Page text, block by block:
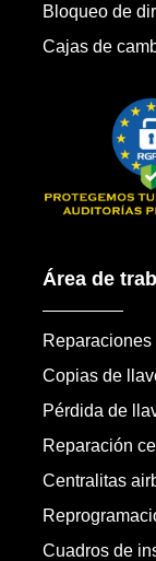
Bloqueo de
Cajas de
Área de
Copias de
Pérdida de
Reparación
Centralitas
Cuadros de